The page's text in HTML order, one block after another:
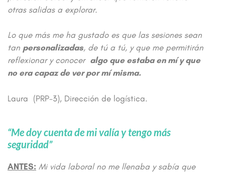
otras salidas a explorar.
Lo que más me ha gustado es que las sesiones sean
tan personalizadas, de tú a tú, y que me permitirán
reflexionar y conocer algo que estaba en mí y que
no era capaz de ver por mí misma.
Laura (PRP-3), Dirección de logística.
“Me doy cuenta de mi valía y tengo más
seguridad”
ANTES: Mi vida laboral no me llenaba y sabía que